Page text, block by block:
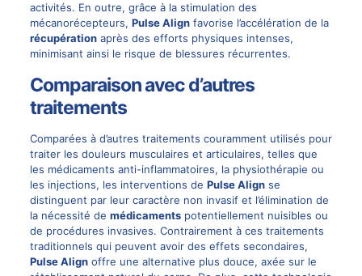
activités. En outre, grâce à la stimulation des
mécanorécepteurs, Pulse Alignfavorise l’accélération de la
récupérationaprès des efforts physiques intenses,
minimisant ainsi le risque de blessures récurrentes.
Comparaison avec d’autres
traitements
Comparées à d’autres traitements couramment utilisés pour
traiter les douleurs musculaires et articulaires, telles que
les médicaments anti-inflammatoires, la physiothérapie ou
les injections, les interventions de Pulse Alignse
distinguent par leur caractère non invasif et l’élimination de
la nécessité de médicamentspotentiellement nuisibles ou
de procédures invasives. Contrairement à ces traitements
traditionnels qui peuvent avoir des effets secondaires,
Pulse Alignoffre une alternative plus douce, axée sur le